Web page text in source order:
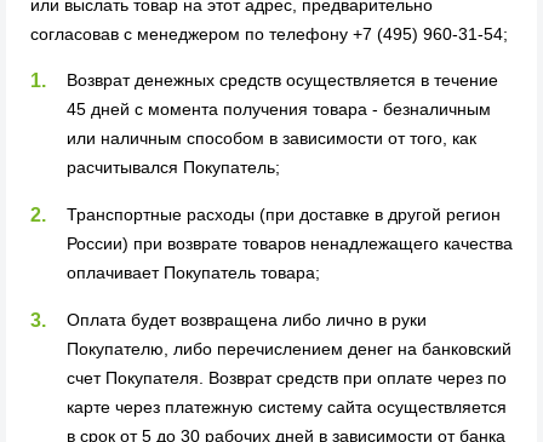
или выслать товар на этот адрес, предварительно
согласовав с менеджером по телефону +7 (495) 960-31-54;
Возврат денежных средств осуществляется в течение
45 дней с момента получения товара - безналичным
или наличным способом в зависимости от того, как
расчитывался Покупатель;
Транспортные расходы (при доставке в другой регион
России) при возврате товаров ненадлежащего качества
оплачивает Покупатель товара;
Оплата будет возвращена либо лично в руки
Покупателю, либо перечислением денег на банковский
счет Покупателя. Возврат средств при оплате через по
карте через платежную систему сайта осуществляется
в срок от 5 до 30 рабочих дней в зависимости от банка